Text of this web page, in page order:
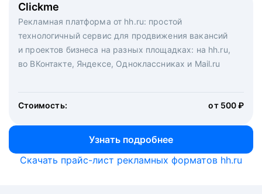
Clickme
Рекламная платформа от hh.ru: простой
технологичный сервис для продвижения вакансий
и проектов бизнеса на разных площадках: на hh.ru,
во ВКонтакте, Яндексе, Одноклассниках и Mail.ru
Стоимость: от 500 ₽
Узнать подробнее
Вакансия дня
Рекламный формат для вакансий на главной странице
hh.ru. Увеличивает количество откликов
Массовый подбор под ключ. Решите, сколько
кандидатов и когда вам нужно, и за дело возьмутся
маркетологи, рекрутеры и проектные менеджеры
hh.ru с целым набором digital-инструментов
Скачать прайс-лист рекламных форматов hh.ru